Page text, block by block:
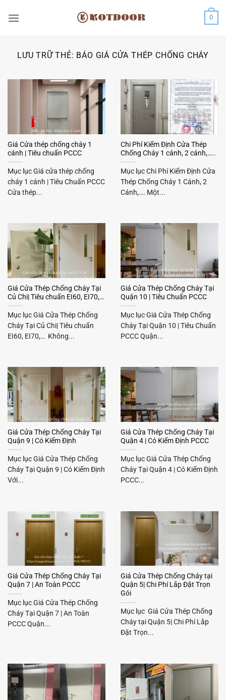
qua
0
LƯU TRỮ THẺ: BÁO GIÁ CỬA THÉP CHỐNG CHÁY
Giá Cửa thép chống cháy 1
cánh | Tiêu chuẩn PCCC
Mục lục Giá cửa thép chống
cháy 1 cánh | Tiêu Chuẩn PCCC
Cửa thép...
Chi Phí Kiểm Định Cửa Thép
Chống Cháy 1 cánh, 2 cánh,…..
Mục lục Chi Phí Kiểm Định Cửa
Thép Chống Cháy 1 Cánh, 2
Cánh,…. Một...
Giá Cửa Thép Chống Cháy Tại
Củ Chi| Tiêu chuẩn EI60, EI70,…
Mục lục Giá Cửa Thép Chống
Cháy Tại Củ Chi| Tiêu chuẩn
EI60, EI70,… Không...
Giá Cửa Thép Chống Cháy Tại
Quận 10 | Tiêu Chuẩn PCCC
Mục lục Giá Cửa Thép Chống
Cháy Tại Quận 10 | Tiêu Chuẩn
PCCC Quận...
Giá Cửa Thép Chống Cháy Tại
Quận 9 | Có Kiểm Định
Mục lục Giá Cửa Thép Chống
Cháy Tại Quận 9 | Có Kiểm Định
Với...
Giá Cửa Thép Chống Cháy Tại
Quận 4 | Có Kiểm Định PCCC
Mục lục Giá Cửa Thép Chống
Cháy Tại Quận 4 | Có Kiểm Định
PCCC...
Giá Cửa Thép Chống Cháy Tại
Quận 7 | An Toàn PCCC
Mục lục Giá Cửa Thép Chống
Cháy Tại Quận 7 | An Toàn
PCCC Quận...
Giá Cửa Thép Chống Cháy tại
Quận 5| Chi Phí Lắp Đặt Trọn
Gói
Mục lục Giá Cửa Thép Chống
Cháy tại Quận 5| Chi Phí Lắp
Đặt Trọn...